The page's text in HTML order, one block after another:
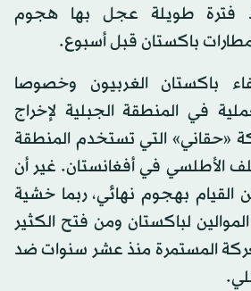
فترة طويلة عجل بها هجوم
باكستان قبل أسبوع.
باكستان الغربيون وخصوصا
في المنطقة الجبلية لإخراج
التي تستخدم المنطقة
الأطلسي في أفغانستان. غير أن
بهجوم نهائي، ربما خشية
لباكستان ومن فتح الكثير
المستمرة منذ عشر سنوات ضد